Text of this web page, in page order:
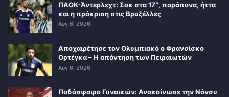
ΠΑΟΚ-Άντερλεχτ: Σοκ στα 17″, παράπονα, ήττα
και η πρόκριση στις Βρυξέλλες
Αυγ 6, 2026
Αποχαιρέτησε τον Ολυμπιακό ο Φρανσίσκο
Ορτέγκα – Η απάντηση των Πειραιωτών
Αυγ 6, 2026
Ποδόσφαιρο Γυναικών: Ανακοίνωσε την Νάνσυ